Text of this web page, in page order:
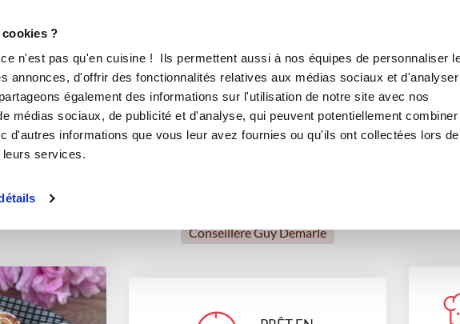
cookies ?
n'est pas qu'en cuisine ! Ils permettent aussi à nos équipes de personnaliser
annonces, d'offrir des fonctionnalités relatives aux médias sociaux et
également des informations sur l'utilisation de notre site avec nos
médias sociaux, de publicité et d'analyse, qui peuvent potentiellement combiner
d'autres informations que vous leur avez fournies ou qu'ils ont collectées lors
leurs services.
Moelleux vanille
desserts Tea time
Conseillère Guy Demarle